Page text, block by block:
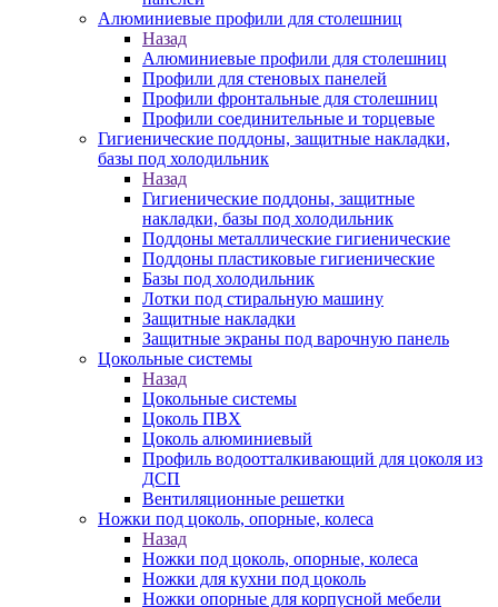
Алюминиевые профили для столешниц
Назад
Алюминиевые профили для столешниц
Профили для стеновых панелей
Профили фронтальные для столешниц
Профили соединительные и торцевые
Гигиенические поддоны, защитные накладки,
базы под холодильник
Назад
Гигиенические поддоны, защитные
накладки, базы под холодильник
Поддоны металлические гигиенические
Поддоны пластиковые гигиенические
Базы под холодильник
Лотки под стиральную машину
Защитные накладки
Защитные экраны под варочную панель
Цокольные системы
Назад
Цокольные системы
Цоколь ПВХ
Цоколь алюминиевый
Профиль водоотталкивающий для цоколя из
ДСП
Вентиляционные решетки
Ножки под цоколь, опорные, колеса
Назад
Ножки под цоколь, опорные, колеса
Ножки для кухни под цоколь
Ножки опорные для корпусной мебели